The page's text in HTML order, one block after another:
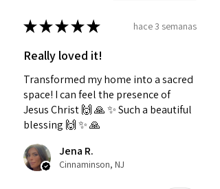
★★★★★ hace 3 semanas
Really loved it!
Transformed my home into a sacred
space! I can feel the presence of
Jesus Christ 🙌 🙏 ✨️ Such a beautiful
blessing 🙌 ✨️ 🙏
Jena R.
Cinnaminson, NJ